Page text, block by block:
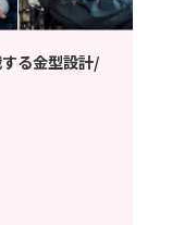
る金型設計/